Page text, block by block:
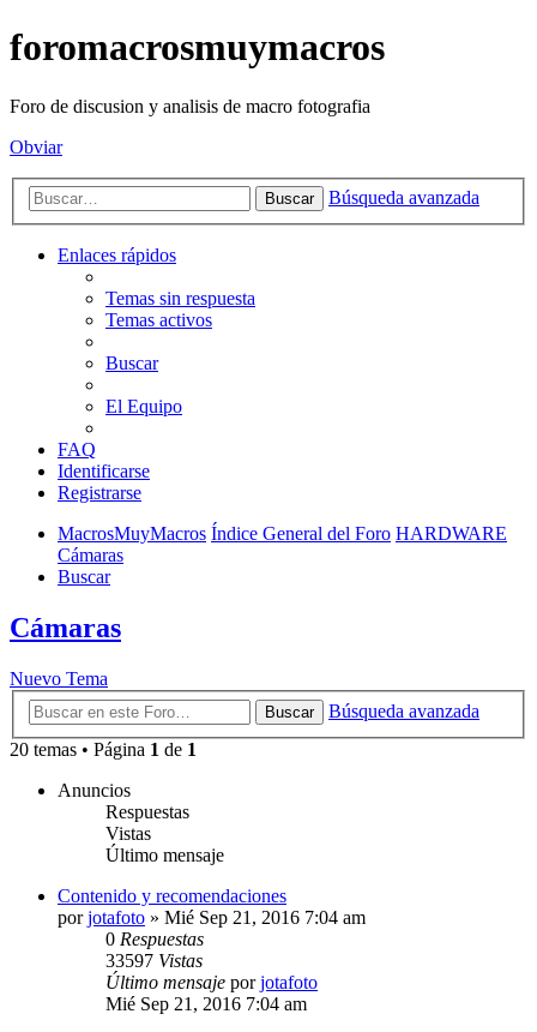
foromacrosmuymacros
Foro de discusion y analisis de macro fotografia
Obviar
Buscar Búsqueda avanzada
Enlaces rápidos
Temas sin respuesta
Temas activos
Buscar
El Equipo
FAQ
Identificarse
Registrarse
MacrosMuyMacros Índice General del Foro HARDWARE
Cámaras
Buscar
Cámaras
Nuevo Tema
Buscar
Búsqueda avanzada
20 temas • Página 1 de 1
Anuncios
Respuestas
Vistas
Último mensaje
Contenido y recomendaciones
porjotafoto » Mié Sep 21, 2016 7:04 am
0 Respuestas
33597 Vistas
Último mensaje porjotafoto
Mié Sep 21, 2016 7:04 am